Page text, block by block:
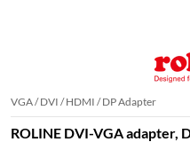
VGA / DVI / HDMI / DP Adapter
ROLINE DVI-VGA adapter,